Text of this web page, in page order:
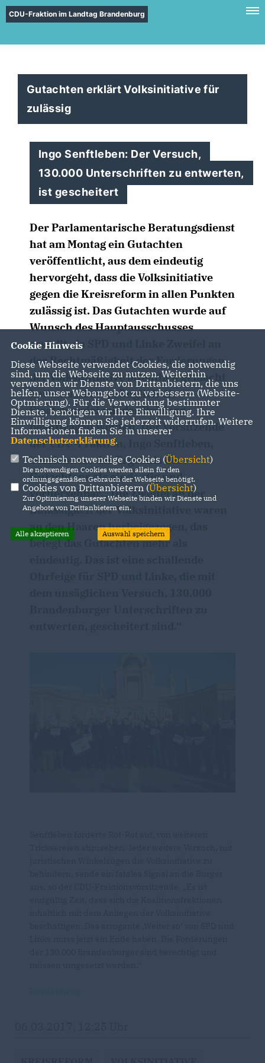
CDU-Fraktion im Landtag Brandenburg
Gutachten erklärt Volksinitiative für
zulässig
Ingo Senftleben: Der Versuch,
130.000 Unterschriften zu entwerten,
ist gescheitert
Der Parlamentarische Beratungsdienst
hat am Montag ein Gutachten
veröffentlicht, aus dem eindeutig
hervorgeht, dass die Volksinitiative
gegen die Kreisreform in allen Punkten
zulässig ist. Das Gutachten wurde auf
Wunsch des Hauptausschusses
erstellt, da SPD und Linke Zweifel an
der Rechtmäßigkeit der Forderungen
der Volksinitiative öffentlich gemacht
hatten und ursprünglich die
Staatskanzlei mit der Prüfung
beauftragen wollten. Der Vorsitzende
der CDU-Fraktion, Ingo Senftleben,
bezeichnete das Ergebnis des
Gutachtens als eindeutig und
vorhersehbar. „Die Zweifel an der
Zulässigkeit der Volksinitiative waren
an den Haaren herbeigezogen, das
belegt das Gutachten mehr als
Cookie Hinweis
Diese Webseite verwendet Cookies, die notwendig
sind, um die Webseite zu nutzen. Weiterhin
verwenden wir Dienste von Drittanbietern, die uns
helfen, unser Webangebot zu verbessern (Website-
Optmierung). Für die Verwendung bestimmter
Dienste, benötigen wir Ihre Einwilligung. Ihre
Einwilligung können Sie jederzeit widerrufen. Weitere
Informationen finden Sie in unserer
Datenschutzerklärung.
Technisch notwendige Cookies (Übersicht)
Die notwendigen Cookies werden allein für den
ordnungsgemäßen Gebrauch der Webseite benötigt.
Cookies von Drittanbietern (Übersicht)
Zur Optimierung unserer Webseite binden wir Dienste und
Angebote von Drittanbietern ein.
Alle akzeptieren Auswahl speichern